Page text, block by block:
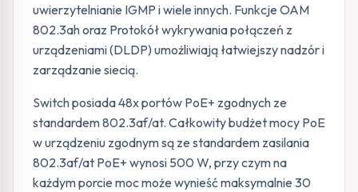
uwierzytelnianie IGMP i wiele innych. Funkcje OAM
802.3ah oraz Protokół wykrywania połączeń z
urządzeniami (DLDP) umożliwiają łatwiejszy nadzór i
zarządzanie siecią.
Switch posiada 48x portów PoE+ zgodnych ze
standardem 802.3af/at. Całkowity budżet mocy PoE
w urządzeniu zgodnym są ze standardem zasilania
802.3af/at PoE+ wynosi 500 W, przy czym na
każdym porcie moc może wynieść maksymalnie 30